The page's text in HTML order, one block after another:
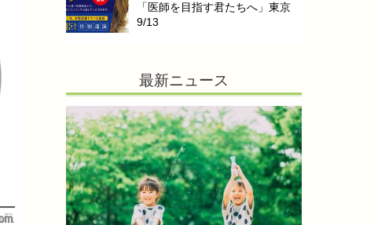
「医師を目指す君たちへ」東京
9/13
最新ニュース